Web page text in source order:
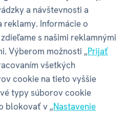
250 mm
40 mm
340 mm
a návštevnosti a
reklamy. Informácie o
s našimi reklamnými
Výberom možnosti „Prijať
všetkých
cookie na tieto vyššie
typy súborov cookie
blokovať v „Nastavenie